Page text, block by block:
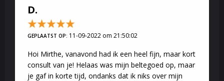
D.
GEPLAATST OP: 11-09-2022 om 21:50:02
Hoi Mirthe, vanavond had ik een heel fijn, maar kort
consult van je! Helaas was mijn beltegoed op, maar
je gaf in korte tijd, ondanks dat ik niks over mijn